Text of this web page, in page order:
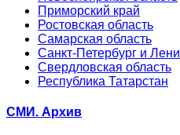
Приморский край
Ростовская область
Самарская область
Санкт-Петербург и
Свердловская область
Республика Татарстан
СМИ. Архив